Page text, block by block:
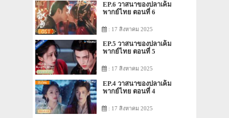
EP.6 วาสนาของปลาเค็ม
พากย์ไทย ตอนที่ 6
: 17 สิงหาคม 2025
EP.5 วาสนาของปลาเค็ม
พากย์ไทย ตอนที่ 5
: 17 สิงหาคม 2025
EP.4 วาสนาของปลาเค็ม
พากย์ไทย ตอนที่ 4
: 17 สิงหาคม 2025